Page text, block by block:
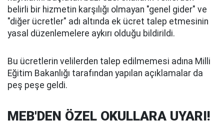
belirli bir hizmetin karşılığı olmayan "genel gider" ve
"diğer ücretler" adı altında ek ücret talep etmesinin
yasal düzenlemelere aykırı olduğu bildirildi.
Bu ücretlerin velilerden talep edilmemesi adına Milli
Eğitim Bakanlığı tarafından yapılan açıklamalar da
peş peşe geldi.
MEB'DEN ÖZEL OKULLARA UYARI!